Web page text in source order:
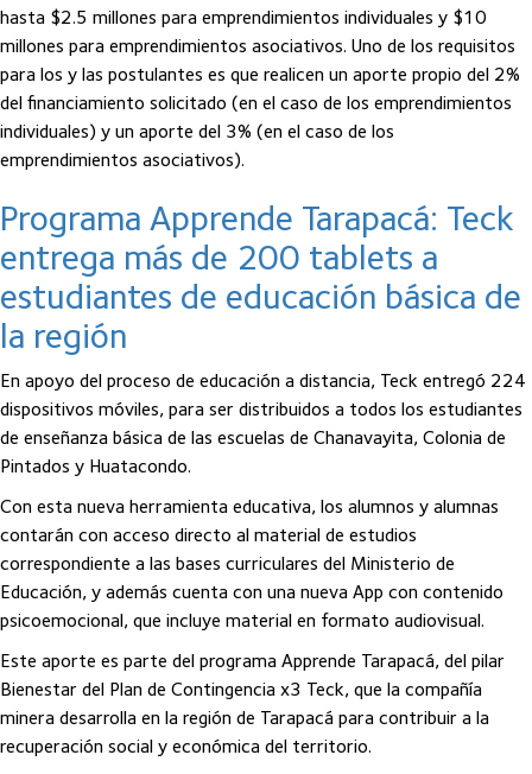
hasta $2.5 millones para emprendimientos individuales y $10
millones para emprendimientos asociativos. Uno de los requisitos
para los y las postulantes es que realicen un aporte propio del 2%
del financiamiento solicitado (en el caso de los emprendimientos
individuales) y un aporte del 3% (en el caso de los
emprendimientos asociativos).
Programa Apprende Tarapacá: Teck
entrega más de 200 tablets a
estudiantes de educación básica de
la región
En apoyo del proceso de educación a distancia, Teck entregó 224
dispositivos móviles, para ser distribuidos a todos los estudiantes
de enseñanza básica de las escuelas de Chanavayita, Colonia de
Pintados y Huatacondo.
Con esta nueva herramienta educativa, los alumnos y alumnas
contarán con acceso directo al material de estudios
correspondiente a las bases curriculares del Ministerio de
Educación, y además cuenta con una nueva App con contenido
psicoemocional, que incluye material en formato audiovisual.
Este aporte es parte del programa Apprende Tarapacá, del pilar
Bienestar del Plan de Contingencia x3 Teck, que la compañía
minera desarrolla en la región de Tarapacá para contribuir a la
recuperación social y económica del territorio.